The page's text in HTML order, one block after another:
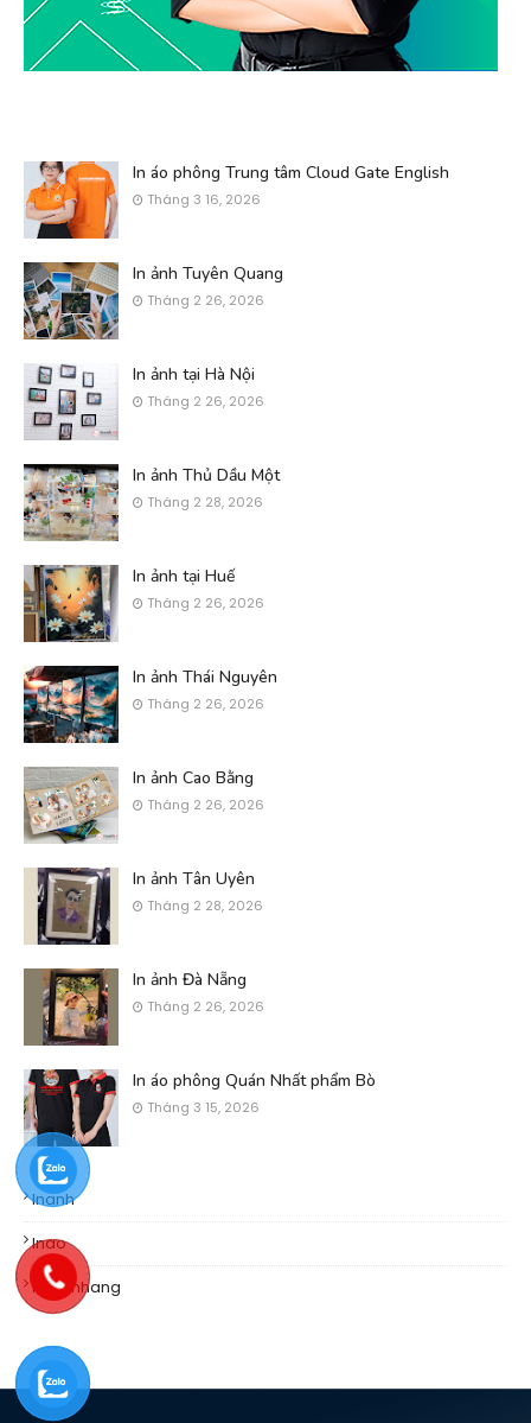
In áo phông Trung tâm Cloud Gate English
Tháng 3 16, 2026
In ảnh Tuyên Quang
Tháng 2 26, 2026
In ảnh tại Hà Nội
Tháng 2 26, 2026
In ảnh Thủ Dầu Một
Tháng 2 28, 2026
In ảnh tại Huế
Tháng 2 26, 2026
In ảnh Thái Nguyên
Tháng 2 26, 2026
In ảnh Cao Bằng
Tháng 2 26, 2026
In ảnh Tân Uyên
Tháng 2 28, 2026
In ảnh Đà Nẵng
Tháng 2 26, 2026
In áo phông Quán Nhất phẩm Bò
Tháng 3 15, 2026
Inanh
Inao
Khachhang